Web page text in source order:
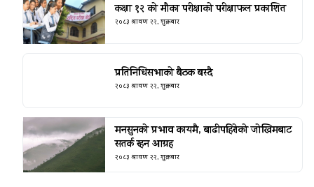
कक्षा १२ को मौका परीक्षाको परीक्षाफल प्रकाशित
२०८३ श्रावण २२, शुक्रबार
प्रतिनिधिसभाको बैठक बस्दै
२०८३ श्रावण २२, शुक्रबार
मनसुनको प्रभाव कायमै, बाढीपहिरोको जोखिमबाट
सतर्क रहन आग्रह
२०८३ श्रावण २२, शुक्रबार